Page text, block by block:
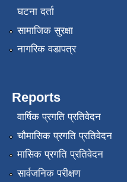
घटना दर्ता
सामाजिक सुरक्षा
नागरिक वडापत्र
Reports
वार्षिक प्रगति प्रतिवेदन
चौमासिक प्रगति प्रतिवेदन
मासिक प्रगति प्रतिवेदन
सार्वजनिक परीक्षण